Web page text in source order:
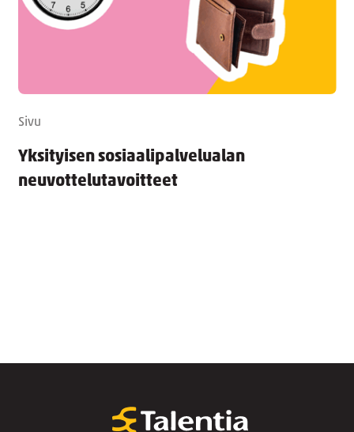
Sivu
Yksityisen sosiaalipalvelualan
neuvottelutavoitteet